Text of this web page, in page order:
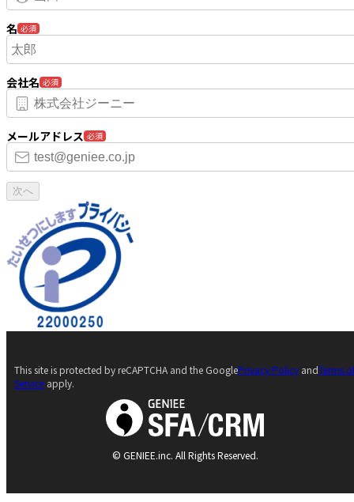
名 必須
会社名 必須
メールアドレス 必須
次へ
© GENIEE.inc. All Rights Reserved.
This site is protected by reCAPTCHA and the GooglePrivacy Policy andTerms
Service apply.